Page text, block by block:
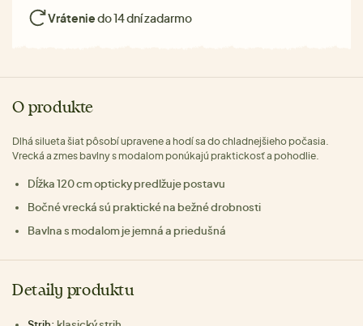
Vráteniedo 14 dní zadarmo
O produkte
Dlhá silueta šiat pôsobí upravene a hodí sa do chladnejšieho počasia.
Vrecká a zmes bavlny s modalom ponúkajú praktickosť a pohodlie.
Dĺžka 120 cm opticky predlžuje postavu
Bočné vrecká sú praktické na bežné drobnosti
Bavlna s modalom je jemná a priedušná
Detaily produktu